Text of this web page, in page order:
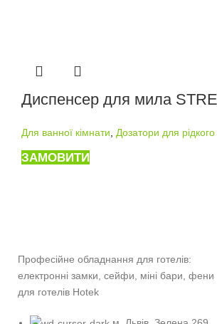
Диспенсер для мила
Для ванної кімнати Дозатори для
ЗАМОВИТИ
Професійне обладнання для готелів:
електронні замки, сейфи, міні бари, фени
для готелів Hotek